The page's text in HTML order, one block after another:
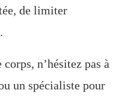
de limiter
n’hésitez pas à
un spécialiste pour